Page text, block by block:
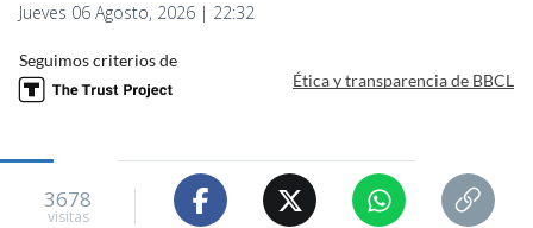
Jueves 06 Agosto, 2026 | 22:32
Seguimos criterios de
Ética y transparencia de BBCL
3678
visitas